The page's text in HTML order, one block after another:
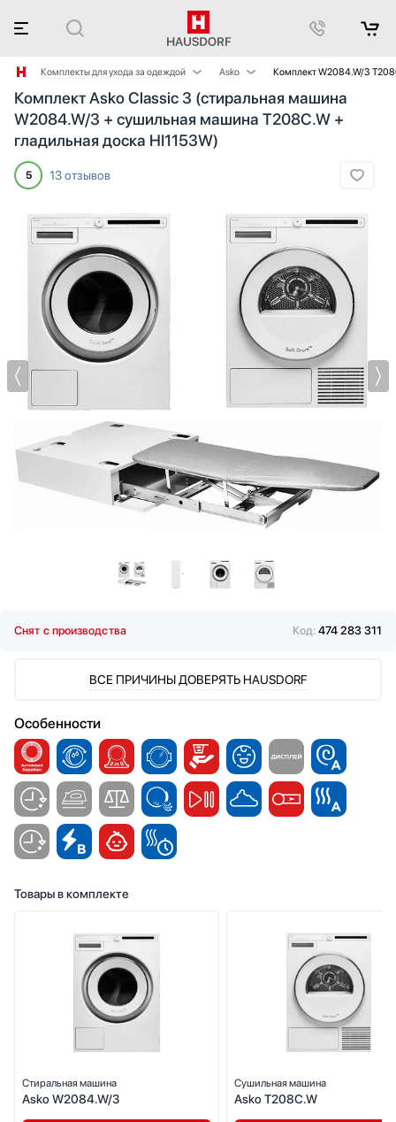
Комплекты для ухода за одеждой
Комплекты для домашнего комфорта
Комплекты для кухни
Комплекты для мягкого климата
Asko
Bosch
Electrolux
Miele
Schulthess
V-ZUG
VARD
Комплект W2084.W/3
Комплект Asko Classic 3 (стиральная машина
W2084.W/3 + сушильная машина T208C.W +
гладильная доска HI1153W)
5 13 отзывов
Снят с производства Код: 474 283 311
ВСЕ ПРИЧИНЫ ДОВЕРЯТЬ HAUSDORF
Особенности
Товары в комплекте
Стиральная машина
Asko W2084.W/3
Сушильная машина
Asko T208C.W